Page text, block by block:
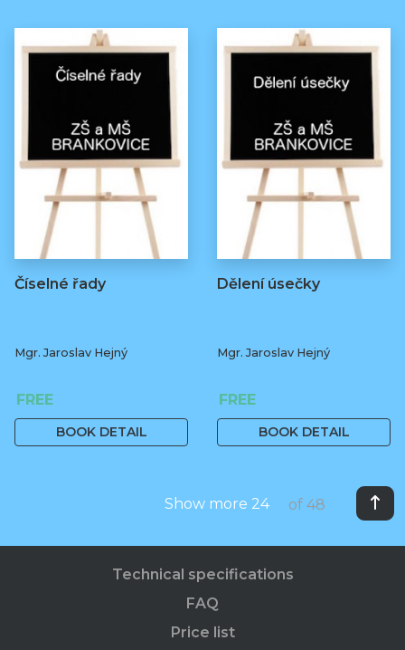
Číselné řady
Mgr. Jaroslav Hejný
FREE
BOOK DETAIL
Dělení úsečky
Mgr. Jaroslav Hejný
FREE
BOOK DETAIL
Show more 24 of 48
Technical specifications
FAQ
Price list